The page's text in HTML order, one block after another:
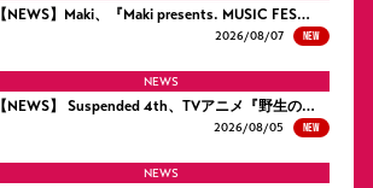
【NEWS】Maki、『Maki presents. MUSIC FES…
2026/08/07 NEW
NEWS
【NEWS】 Suspended 4th、TVアニメ『野生の…
2026/08/05 NEW
NEWS